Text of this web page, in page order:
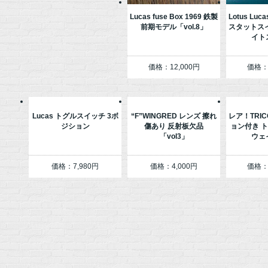
Lucas fuse Box 1969 鉄製
前期モデル「vol.8」
価格：12,000円
Lotus
スタットス
イト
価格
Lucas トグルスイッチ 3ボ
ジション
価格：7,980円
“F”WINGRED レンズ 擦れ
傷あり 反射板欠品
「vol3」
価格：4,000円
レア！
ョン付き
ウェ
価格